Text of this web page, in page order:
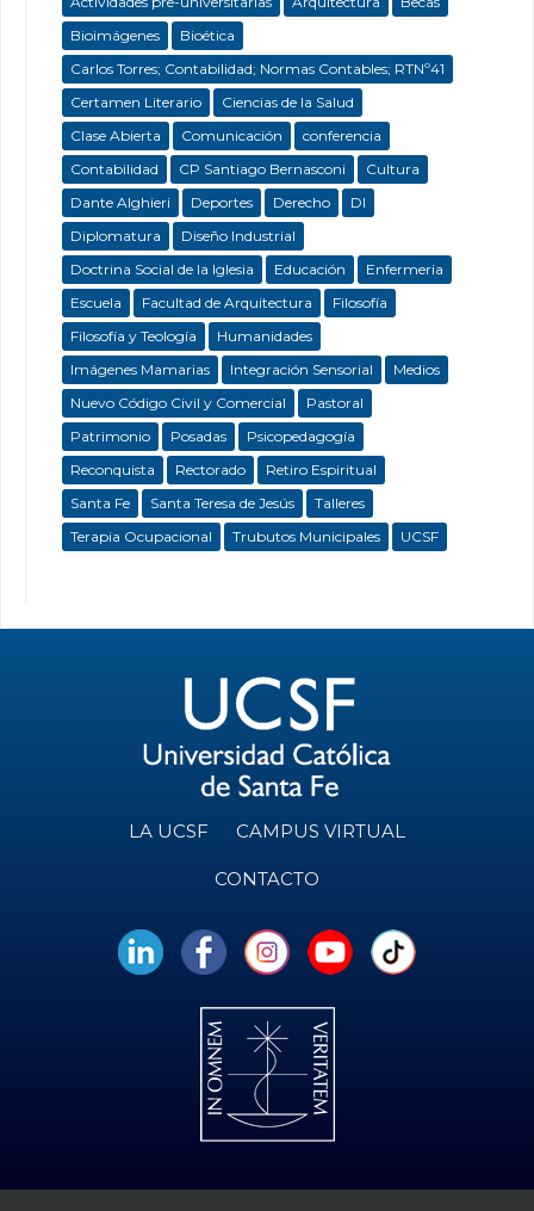
Bioimágenes
Bioética
Carlos Torres; Contabilidad; Normas Contables; RTNº41
Certamen Literario
Ciencias de la Salud
Clase Abierta
Comunicación
conferencia
Contabilidad
CP Santiago Bernasconi
Cultura
Dante Alghieri
Deportes Derecho
DI
Diplomatura
Diseño Industrial
Doctrina Social de la Iglesia
Educación
Enfermeria
Escuela
Facultad de Arquitectura
Filosofía
Filosofía y Teología
Humanidades
Imágenes Mamarias
Integración Sensorial
Medios
Nuevo Código Civil y Comercial
Pastoral
Patrimonio
Posadas
Psicopedagogía
Reconquista
Rectorado
Retiro Espiritual
Santa Fe
Santa Teresa de Jesús
Talleres
Terapia Ocupacional
Trubutos Municipales UCSF
LA UCSF CAMPUS VIRTUAL
CONTACTO